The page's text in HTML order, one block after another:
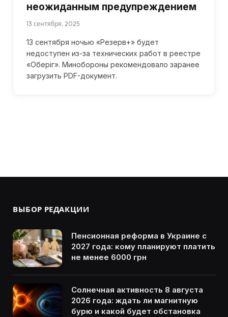
неожиданным предупреждением
13 сентября, 2025
13 сентября ночью «Резерв+» будет
недоступен из-за технических работ в реестре
«Оберіг». Минобороны рекомендовало заранее
загрузить PDF-документ.
ВЫБОР РЕДАКЦИИ
Пенсионная реформа в Украине с
2027 года: кому планируют платить
не менее 6000 грн
Солнечная активность 8 августа
2026 года: ждать ли магнитную
бурю и какой будет обстановка